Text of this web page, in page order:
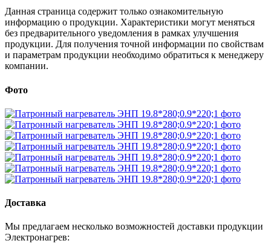
Данная страница содержит только ознакомительную
информацию о продукции. Характеристики могут меняться
без предварительного уведомления в рамках улучшения
продукции. Для получения точной информации по свойствам
и параметрам продукции необходимо обратиться к менеджеру
компании.
Фото
Доставка
Мы предлагаем несколько возможностей доставки продукции
Электронагрев: